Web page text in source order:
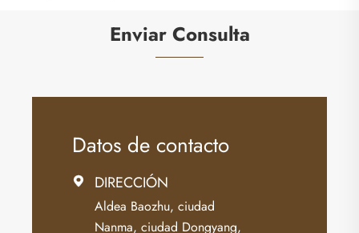
Enviar Consulta
Datos de contacto
 DIRECCIÓN
Aldea Baozhu, ciudad
Nanma, ciudad Dongyang,